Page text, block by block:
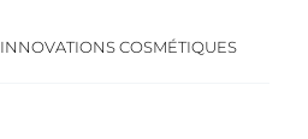
INNOVATIONS COSMÉTIQUES